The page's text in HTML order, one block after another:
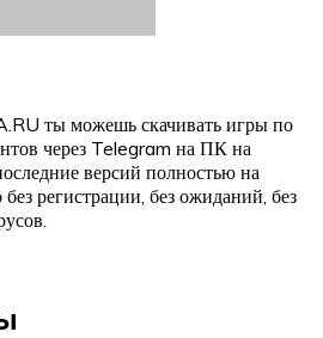
ты можешь скачивать игры по
через Telegram на ПК на
версий полностью на
регистрации, без ожиданий, без